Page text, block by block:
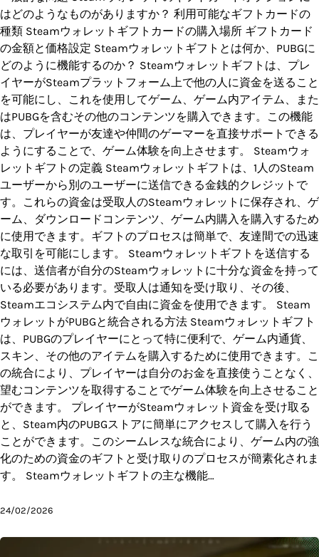
はどのようなものがありますか？ 利用可能なギフトカードの
種類 Steamウォレットギフトカードの購入場所 ギフトカード
の金額と価格設定 Steamウォレットギフトとは何か、PUBGに
どのように機能するのか？ Steamウォレットギフトは、プレ
イヤーがSteamプラットフォーム上で他の人に資金を送ること
を可能にし、これを使用してゲーム、ゲーム内アイテム、また
はPUBGを含むその他のコンテンツを購入できます。この機能
は、プレイヤーが友達や仲間のゲーマーを直接サポートできる
ようにすることで、ゲーム体験を向上させます。 Steamウォ
レットギフトの定義 Steamウォレットギフトは、1人のSteam
ユーザーから別のユーザーに送信できる金銭的クレジットで
す。これらの資金は受取人のSteamウォレットに保存され、ゲ
ーム、ダウンロードコンテンツ、ゲーム内購入を購入するため
に使用できます。ギフトのプロセスは簡単で、友達間での迅速
な取引を可能にします。 Steamウォレットギフトを送信する
には、送信者が自分のSteamウォレットに十分な資金を持って
いる必要があります。受取人は通知を受け取り、その後、
Steamエコシステム内で自由に資金を使用できます。 Steam
ウォレットがPUBGと統合される方法 Steamウォレットギフト
は、PUBGのプレイヤーにとって特に便利で、ゲーム内通貨、
スキン、その他のアイテムを購入するために使用できます。こ
の統合により、プレイヤーは自分のお金を直接使うことなく、
望むコンテンツを取得することでゲーム体験を向上させること
ができます。 プレイヤーがSteamウォレット資金を受け取る
と、Steam内のPUBGストアに簡単にアクセスして購入を行う
ことができます。このシームレスな統合により、ゲーム内の強
化のための資金のギフトと受け取りのプロセスが簡素化されま
す。 Steamウォレットギフトの主な機能…
24/02/2026